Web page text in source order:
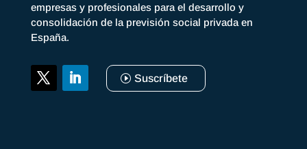
empresas y profesionales para el desarrollo y
consolidación de la previsión social privada en
España.
Suscríbete